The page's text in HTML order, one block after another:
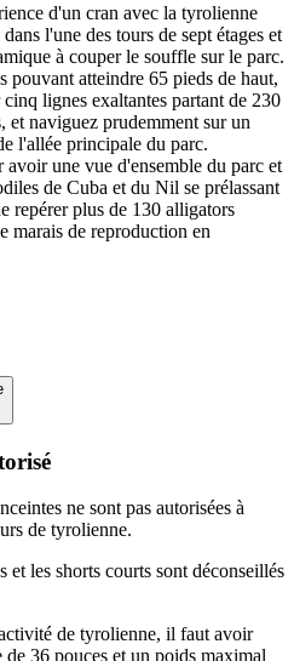
d'un cran avec la tyrolienne
l'une des tours de sept étages et
à couper le souffle sur le parc.
pouvant atteindre 65 pieds de haut,
lignes exaltantes partant de 230
et naviguez prudemment sur un
l'allée principale du parc.
une vue d'ensemble du parc et
de Cuba et du Nil se prélassant
repérer plus de 130 alligators
marais de reproduction en
ne sont pas autorisées à
de tyrolienne.
et les shorts courts sont déconseillés
de tyrolienne, il faut avoir
36 pouces et un poids maximal